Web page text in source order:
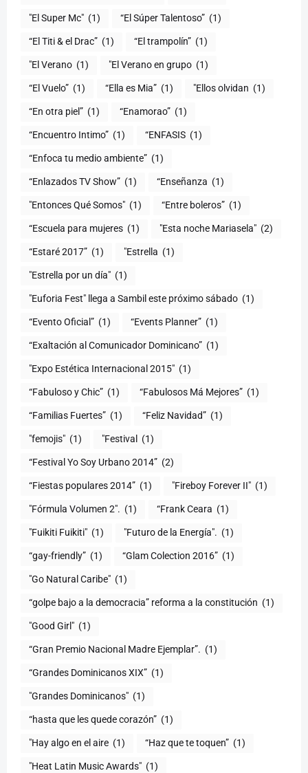
"El Super Mc" (1) (1)
“El Titi & el Drac” (1) “El trampolín” (1)
"El Verano (1) "El Verano en grupo (1)
(1) “Ella es Mia” (1) "Ellos olvidan (1)
“En otra piel” (1) “Enamorao” (1)
“Encuentro Intimo” (1) “ENFASIS (1)
“Enfoca tu medio ambiente” (1)
“Enlazados TV Show” (1) “Enseñanza (1)
"Entonces Qué Somos" (1) “Entre boleros” (1)
“Escuela para mujeres (1) "Esta noche Mariasela" (2)
“Estaré 2017” (1) "Estrella (1)
"Estrella por un día" (1)
"Euforia Fest" llega a Sambil este próximo sábado (1)
“Evento Oficial” (1) “Events Planner” (1)
“Exaltación al Comunicador Dominicano” (1)
"Expo Estética Internacional 2015" (1)
“Fabuloso y Chic” (1) “Fabulosos Má Mejores” (1)
“Familias Fuertes” (1) “Feliz Navidad” (1)
"femojis" (1) "Festival (1)
“Festival Yo Soy Urbano 2014” (2)
“Fiestas populares 2014” (1) "Fireboy Forever II" (1)
"Fórmula Volumen 2". (1) “Frank Ceara (1)
"Fuikiti Fuikiti" (1) "Futuro de la Energía". (1)
“gay-friendly” (1) “Glam Colection 2016” (1)
"Go Natural Caribe" (1)
“golpe bajo a la democracia” reforma a la constitución (1)
"Good Girl" (1)
“Gran Premio Nacional Madre Ejemplar”. (1)
“Grandes Dominicanos XIX” (1)
"Grandes Dominicanos" (1)
(1)
"Hay algo en el aire (1) “Haz que te toquen” (1)
"Heat Latin Music Awards" (1)